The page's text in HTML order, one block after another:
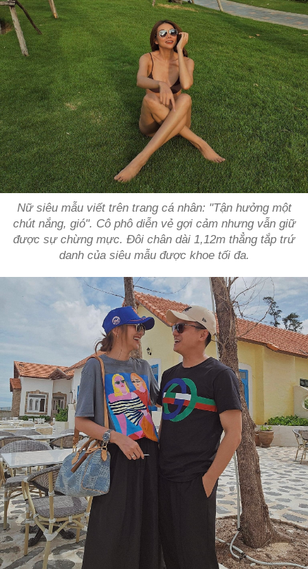
Nữ siêu mẫu viết trên trang cá nhân: "Tận hưởng một
chút nắng, gió". Cô phô diễn vẻ gợi cảm nhưng vẫn giữ
được sự chừng mực. Đôi chân dài 1,12m thẳng tắp trứ
danh của siêu mẫu được khoe tối đa.